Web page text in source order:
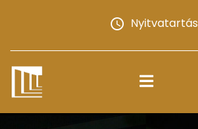
Nyitvatartás